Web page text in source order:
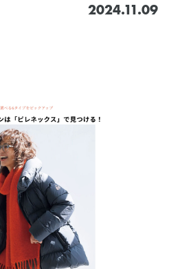
2024.11.09